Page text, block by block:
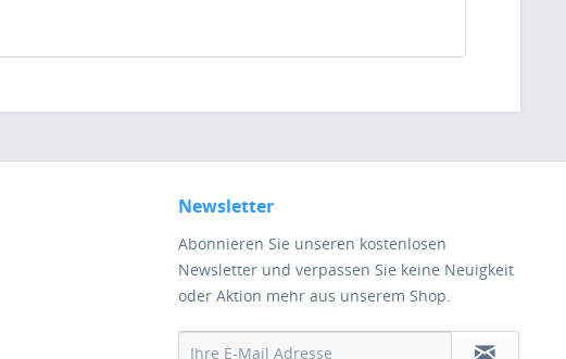
Newsletter
Abonnieren Sie unseren kostenlosen
Newsletter und verpassen Sie keine Neuigkeit
oder Aktion mehr aus unserem Shop.